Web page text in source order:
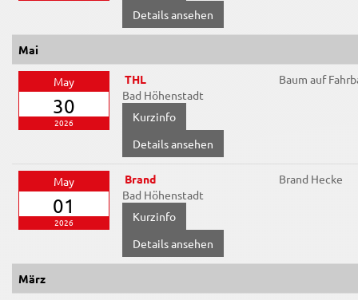
Details ansehen
Mai
May
30
2026
THL
Bad Höhenstadt
Details ansehen
Baum auf
May
01
2026
Brand
Bad Höhenstadt
Details ansehen
Brand Hecke
März